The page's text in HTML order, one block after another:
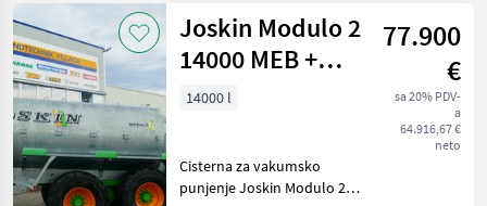
Joskin Modulo 2
14000 MEB +
Pendislide
77.900
€
sa 20% PDV-
a
64.916,67 €
neto
14000 l
Cisterna za vakumsko
punjenje Joskin Modulo 2,